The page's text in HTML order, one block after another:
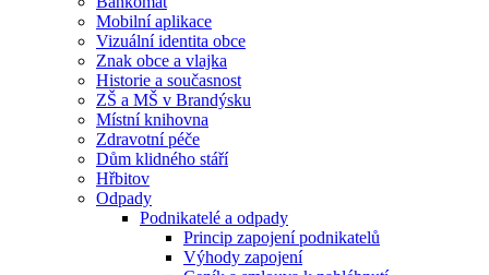
Mobilní aplikace
Vizuální identita obce
Znak obce a vlajka
Historie a současnost
ZŠ a MŠ v Brandýsku
Místní knihovna
Zdravotní péče
Dům klidného stáří
Hřbitov
Odpady
Podnikatelé a odpady
Princip zapojení podnikatelů
Výhody zapojení